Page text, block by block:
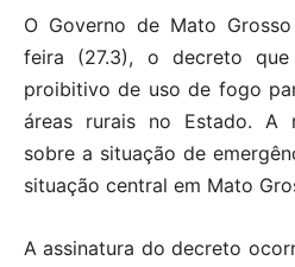
O Governo de Mato
feira (27.3), o decreto
proibitivo de uso de fogo
áreas rurais no Estado. A
sobre a situação de
situação central em Mato
A assinatura do decreto